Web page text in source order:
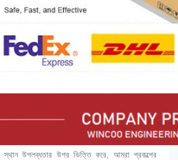
স্থান উপলব্ধতার উপর ভিত্তি করে, আমরা প্রকল্পের